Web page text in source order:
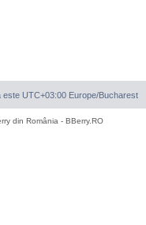
este UTC+03:00 Europe/Bucharest
din România - BBerry.RO